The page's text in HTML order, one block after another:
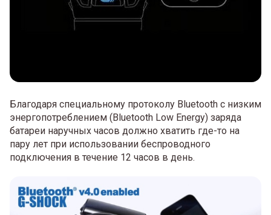
Благодаря специальному протоколу Bluetooth с низким
энергопотреблением (Bluetooth Low Energy) заряда
батареи наручных часов должно хватить где-то на
пару лет при использовании беспроводного
подключения в течение 12 часов в день.